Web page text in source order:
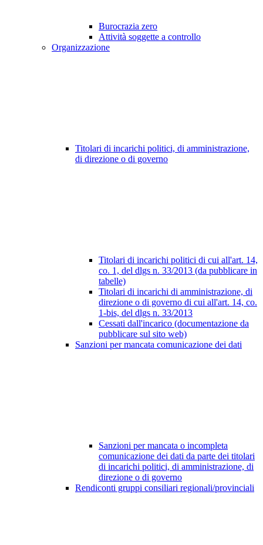
Burocrazia zero
Attività soggette a controllo
Organizzazione
Titolari di incarichi politici, di amministrazione,
di direzione o di governo
Titolari di incarichi politici di cui all'art. 14,
co. 1, del dlgs n. 33/2013 (da pubblicare in
tabelle)
Titolari di incarichi di amministrazione, di
direzione o di governo di cui all'art. 14, co.
1-bis, del dlgs n. 33/2013
Cessati dall'incarico (documentazione da
pubblicare sul sito web)
Sanzioni per mancata comunicazione dei dati
Sanzioni per mancata o incompleta
comunicazione dei dati da parte dei titolari
di incarichi politici, di amministrazione, di
direzione o di governo
Rendiconti gruppi consiliari regionali/provinciali